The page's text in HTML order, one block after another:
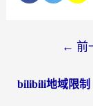
← 前
bilibili地域限制